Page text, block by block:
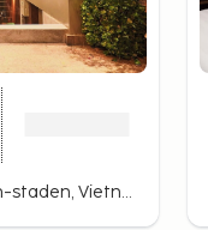
Lilla Japan, Ho Chi Minh-staden, Vietnam